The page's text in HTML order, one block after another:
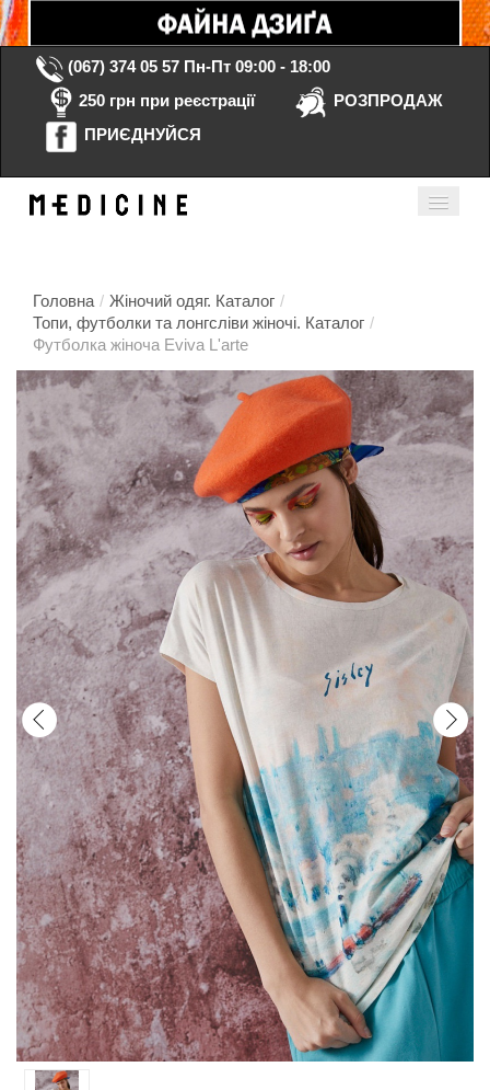
(067) 374 05 57 Пн-Пт 09:00 - 18:00
250 грн при реєстрації
РОЗПРОДАЖ
ПРИЄДНУЙСЯ
Каталог
Контакти
Головна / Жіночий одяг. Каталог /
Топи, футболки та лонгсліви жіночі. Каталог /
Футболка жіноча Eviva L'arte